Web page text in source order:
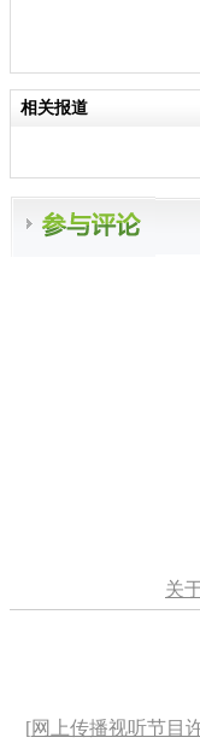
相关报道
关
[网上传播视听节目